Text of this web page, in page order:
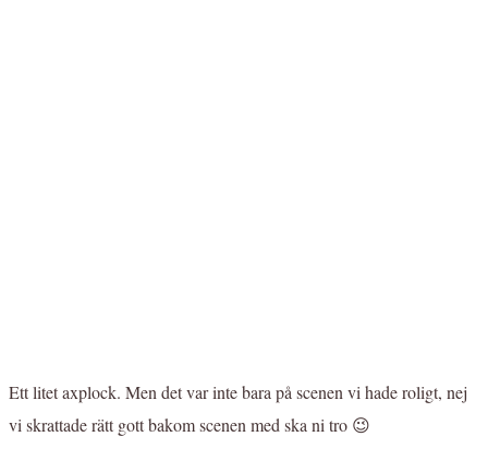
Ett litet axplock. Men det var inte bara på scenen vi hade roligt, nej
vi skrattade rätt gott bakom scenen med ska ni tro 😉